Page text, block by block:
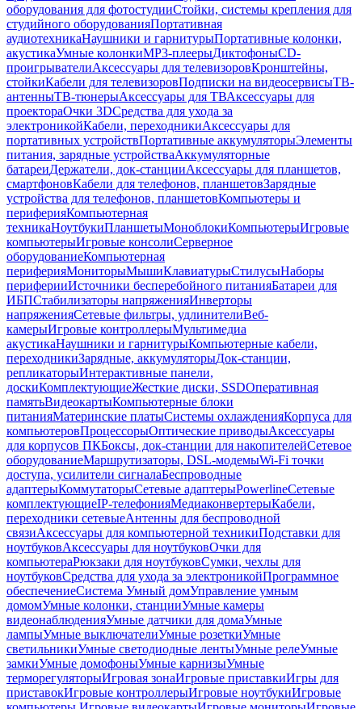
оборудования для фотостудииСтойки, системы крепления для
студийного оборудованияПортативная
аудиотехникаНаушники и гарнитурыПортативные колонки,
акустикаУмные колонкиMP3-плеерыДиктофоныCD-
проигрывателиАксессуары для телевизоровКронштейны,
стойкиКабели для телевизоровПодписки на видеосервисыТВ-
антенныТВ-тюнерыАксессуары для ТВАксессуары для
проектораОчки 3DСредства для ухода за
электроникойКабели, переходникиАксессуары для
портативных устройствПортативные аккумуляторыЭлементы
питания, зарядные устройстваАккумуляторные
батареиДержатели, док-станцииАксессуары для планшетов,
смартфоновКабели для телефонов, планшетовЗарядные
устройства для телефонов, планшетовКомпьютеры и
периферияКомпьютерная
техникаНоутбукиПланшетыМоноблокиКомпьютерыИгровые
компьютерыИгровые консолиСерверное
оборудованиеКомпьютерная
периферияМониторыМышиКлавиатурыСтилусыНаборы
периферииИсточники бесперебойного питанияБатареи для
ИБПСтабилизаторы напряженияИнверторы
напряженияСетевые фильтры, удлинителиВеб-
камерыИгровые контроллерыМультимедиа
акустикаНаушники и гарнитурыКомпьютерные кабели,
переходникиЗарядные, аккумуляторыДок-станции,
репликаторыИнтерактивные панели,
доскиКомплектующиеЖесткие диски, SSDОперативная
памятьВидеокартыКомпьютерные блоки
питанияМатеринские платыСистемы охлажденияКорпуса для
компьютеровПроцессорыОптические приводыАксессуары
для корпусов ПКБоксы, док-станции для накопителейСетевое
оборудованиеМаршрутизаторы, DSL-модемыWi-Fi точки
доступа, усилители сигналаБеспроводные
адаптерыКоммутаторыСетевые адаптерыPowerlineСетевые
комплектующиеIP-телефонияМедиаконвертерыКабели,
переходники сетевыеАнтенны для беспроводной
связиАксессуары для компьютерной техникиПодставки для
ноутбуковАксессуары для ноутбуковОчки для
компьютераРюкзаки для ноутбуковСумки, чехлы для
ноутбуковСредства для ухода за электроникойПрограммное
обеспечениеСистема Умный домУправление умным
домомУмные колонки, станцииУмные камеры
видеонаблюденияУмные датчики для домаУмные
лампыУмные выключателиУмные розеткиУмные
светильникиУмные светодиодные лентыУмные релеУмные
замкиУмные домофоныУмные карнизыУмные
терморегуляторыИгровая зонаИгровые приставкиИгры для
приставокИгровые контроллерыИгровые ноутбукиИгровые